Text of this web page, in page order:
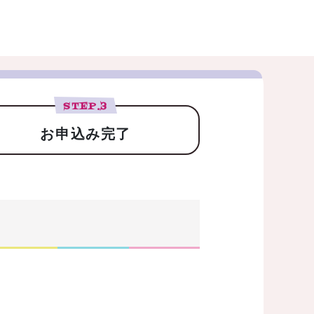
STEP.3
お申込み完了